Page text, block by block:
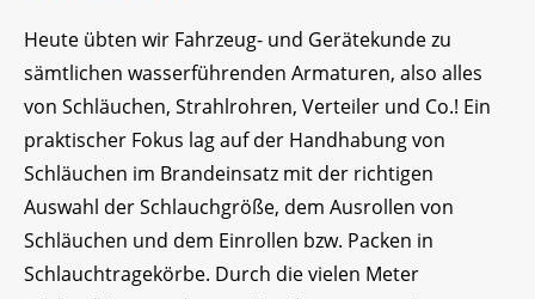
Heute übten wir Fahrzeug- und Gerätekunde zu
sämtlichen wasserführenden Armaturen, also alles
von Schläuchen, Strahlrohren, Verteiler und Co.! Ein
praktischer Fokus lag auf der Handhabung von
Schläuchen im Brandeinsatz mit der richtigen
Auswahl der Schlauchgröße, dem Ausrollen von
Schläuchen und dem Einrollen bzw. Packen in
Schlauchtragekörbe. Durch die vielen Meter